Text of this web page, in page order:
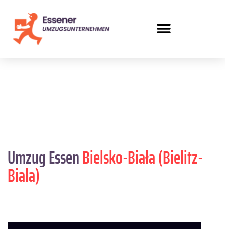
Umzug EssenBielsko-Biała (Bielitz-
Biala)